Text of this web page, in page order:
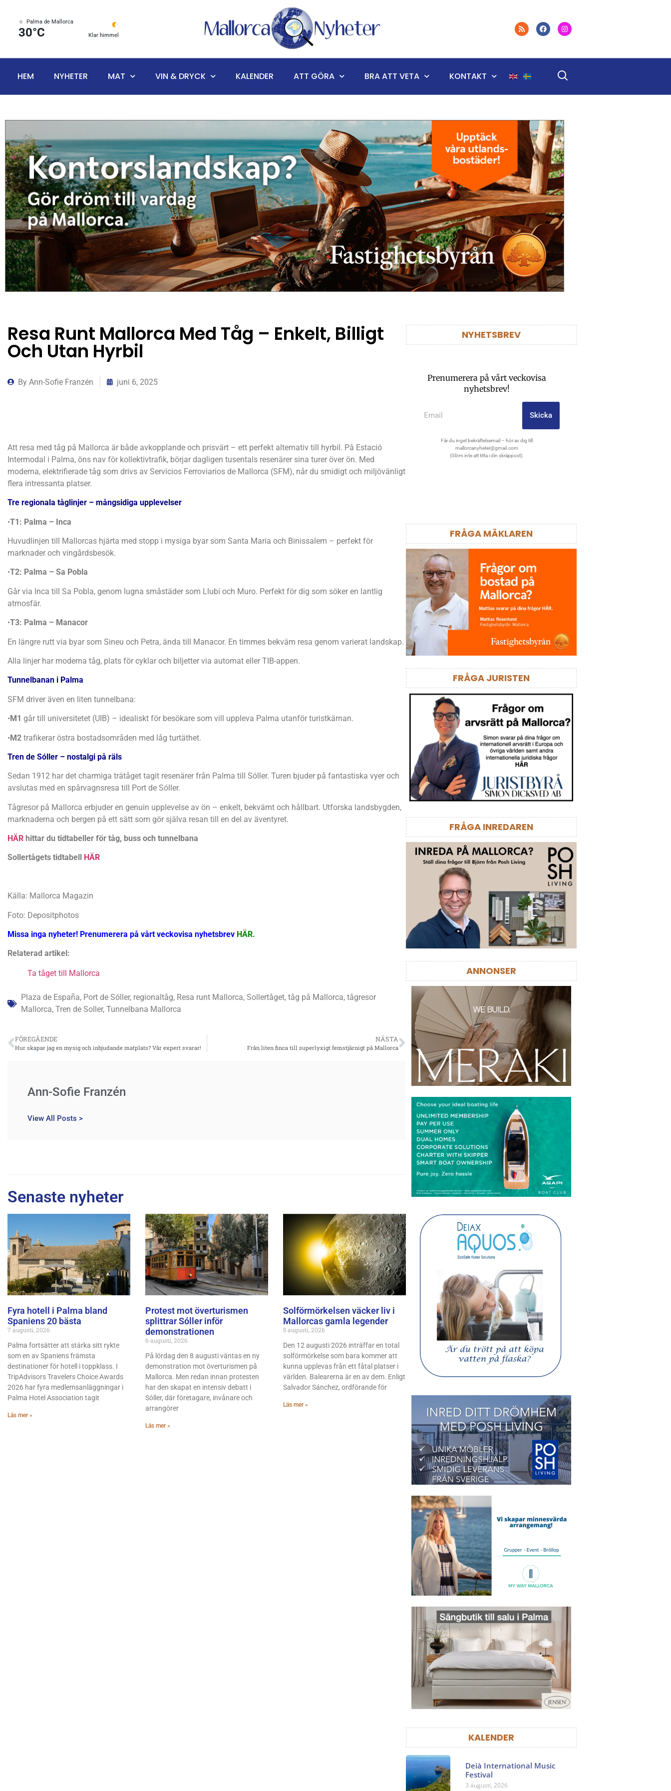
Palma de Mallorca
30°C Klar himmel
HEM NYHETER MAT VIN & DRYCK KALENDER ATT GÖRA BRA ATT VETA KONTAKT
Resa Runt Mallorca Med Tåg – Enkelt, Billigt
Och Utan Hyrbil
By Ann-Sofie Franzén juni 6, 2025
Att resa med tåg på Mallorca är både avkopplande och prisvärt – ett perfekt alternativ till hyrbil. På Estació
Intermodal i Palma, öns nav för kollektivtrafik, börjar dagligen tusentals resenärer sina turer över ön. Med
moderna, elektrifierade tåg som drivs av Servicios Ferroviarios de Mallorca (SFM), når du smidigt och miljövänligt
flera intressanta platser.
Tre regionala tåglinjer – mångsidiga upplevelser
•T1: Palma – Inca
Huvudlinjen till Mallorcas hjärta med stopp i mysiga byar som Santa Maria och Binissalem – perfekt för
marknader och vingårdsbesök.
•T2: Palma – Sa Pobla
Går via Inca till Sa Pobla, genom lugna småstäder som Llubí och Muro. Perfekt för dig som söker en lantlig
atmosfär.
•T3: Palma – Manacor
En längre rutt via byar som Sineu och Petra, ända till Manacor. En timmes bekväm resa genom varierat landskap.
Alla linjer har moderna tåg, plats för cyklar och biljetter via automat eller TIB-appen.
Tunnelbanan i Palma
SFM driver även en liten tunnelbana:
•M1 går till universitetet (UIB) – idealiskt för besökare som vill uppleva Palma utanför turistkärnan.
•M2 trafikerar östra bostadsområden med låg turtäthet.
Tren de Sóller – nostalgi på räls
Sedan 1912 har det charmiga trätåget tagit resenärer från Palma till Sóller. Turen bjuder på fantastiska vyer och
avslutas med en spårvagnsresa till Port de Sóller.
Tågresor på Mallorca erbjuder en genuin upplevelse av ön – enkelt, bekvämt och hållbart. Utforska landsbygden,
marknaderna och bergen på ett sätt som gör själva resan till en del av äventyret.
HÄR hittar du tidtabeller för tåg, buss och tunnelbana
Sollertågets tidtabell HÄR
Källa: Mallorca Magazin
Foto: Depositphotos
Missa inga nyheter! Prenumerera på vårt veckovisa nyhetsbrev HÄR.
Relaterad artikel:
Ta tåget till Mallorca
Plaza de España, Port de Sóller, regionaltåg, Resa runt Mallorca, Sollertåget, tåg på Mallorca, tågresor
Mallorca, Tren de Soller, Tunnelbana Mallorca
FÖREGÅENDE
Hur skapar jag en mysig och inbjudande matplats? Vår expert svarar!
NÄSTA
Från liten finca till superlyxigt femstjärnigt på Mallorca
Ann-Sofie Franzén
View All Posts >
Senaste nyheter
Fyra hotell i Palma bland
Spaniens 20 bästa
7 augusti, 2026
Palma fortsätter att stärka sitt rykte
som en av Spaniens främsta
destinationer för hotell i toppklass. I
TripAdvisors Travelers Choice Awards
2026 har fyra medlemsanläggningar i
Palma Hotel Association tagit
Läs mer »
Protest mot överturismen
splittrar Sóller inför
demonstrationen
6 augusti, 2026
På lördag den 8 augusti väntas en ny
demonstration mot överturismen på
Mallorca. Men redan innan protesten
har den skapat en intensiv debatt i
Sóller, där företagare, invånare och
arrangörer
Läs mer »
Solförmörkelsen väcker liv i
Mallorcas gamla legender
5 augusti, 2026
Den 12 augusti 2026 inträffar en total
solförmörkelse som bara kommer att
kunna upplevas från ett fåtal platser i
världen. Balearerna är en av dem. Enligt
Salvador Sánchez, ordförande för
Läs mer »
NYHETSBREV
Prenumerera på vårt veckovisa
nyhetsbrev!
Skicka
Får du inget bekräftelsemail – hör av dig till
mallorcanyheter@gmail.com
(Glöm inte att titta i din skräppost).
FRÅGA MÄKLAREN
FRÅGA JURISTEN
FRÅGA INREDAREN
ANNONSER
KALENDER
Deià International Music
Festival
3 augusti, 2026